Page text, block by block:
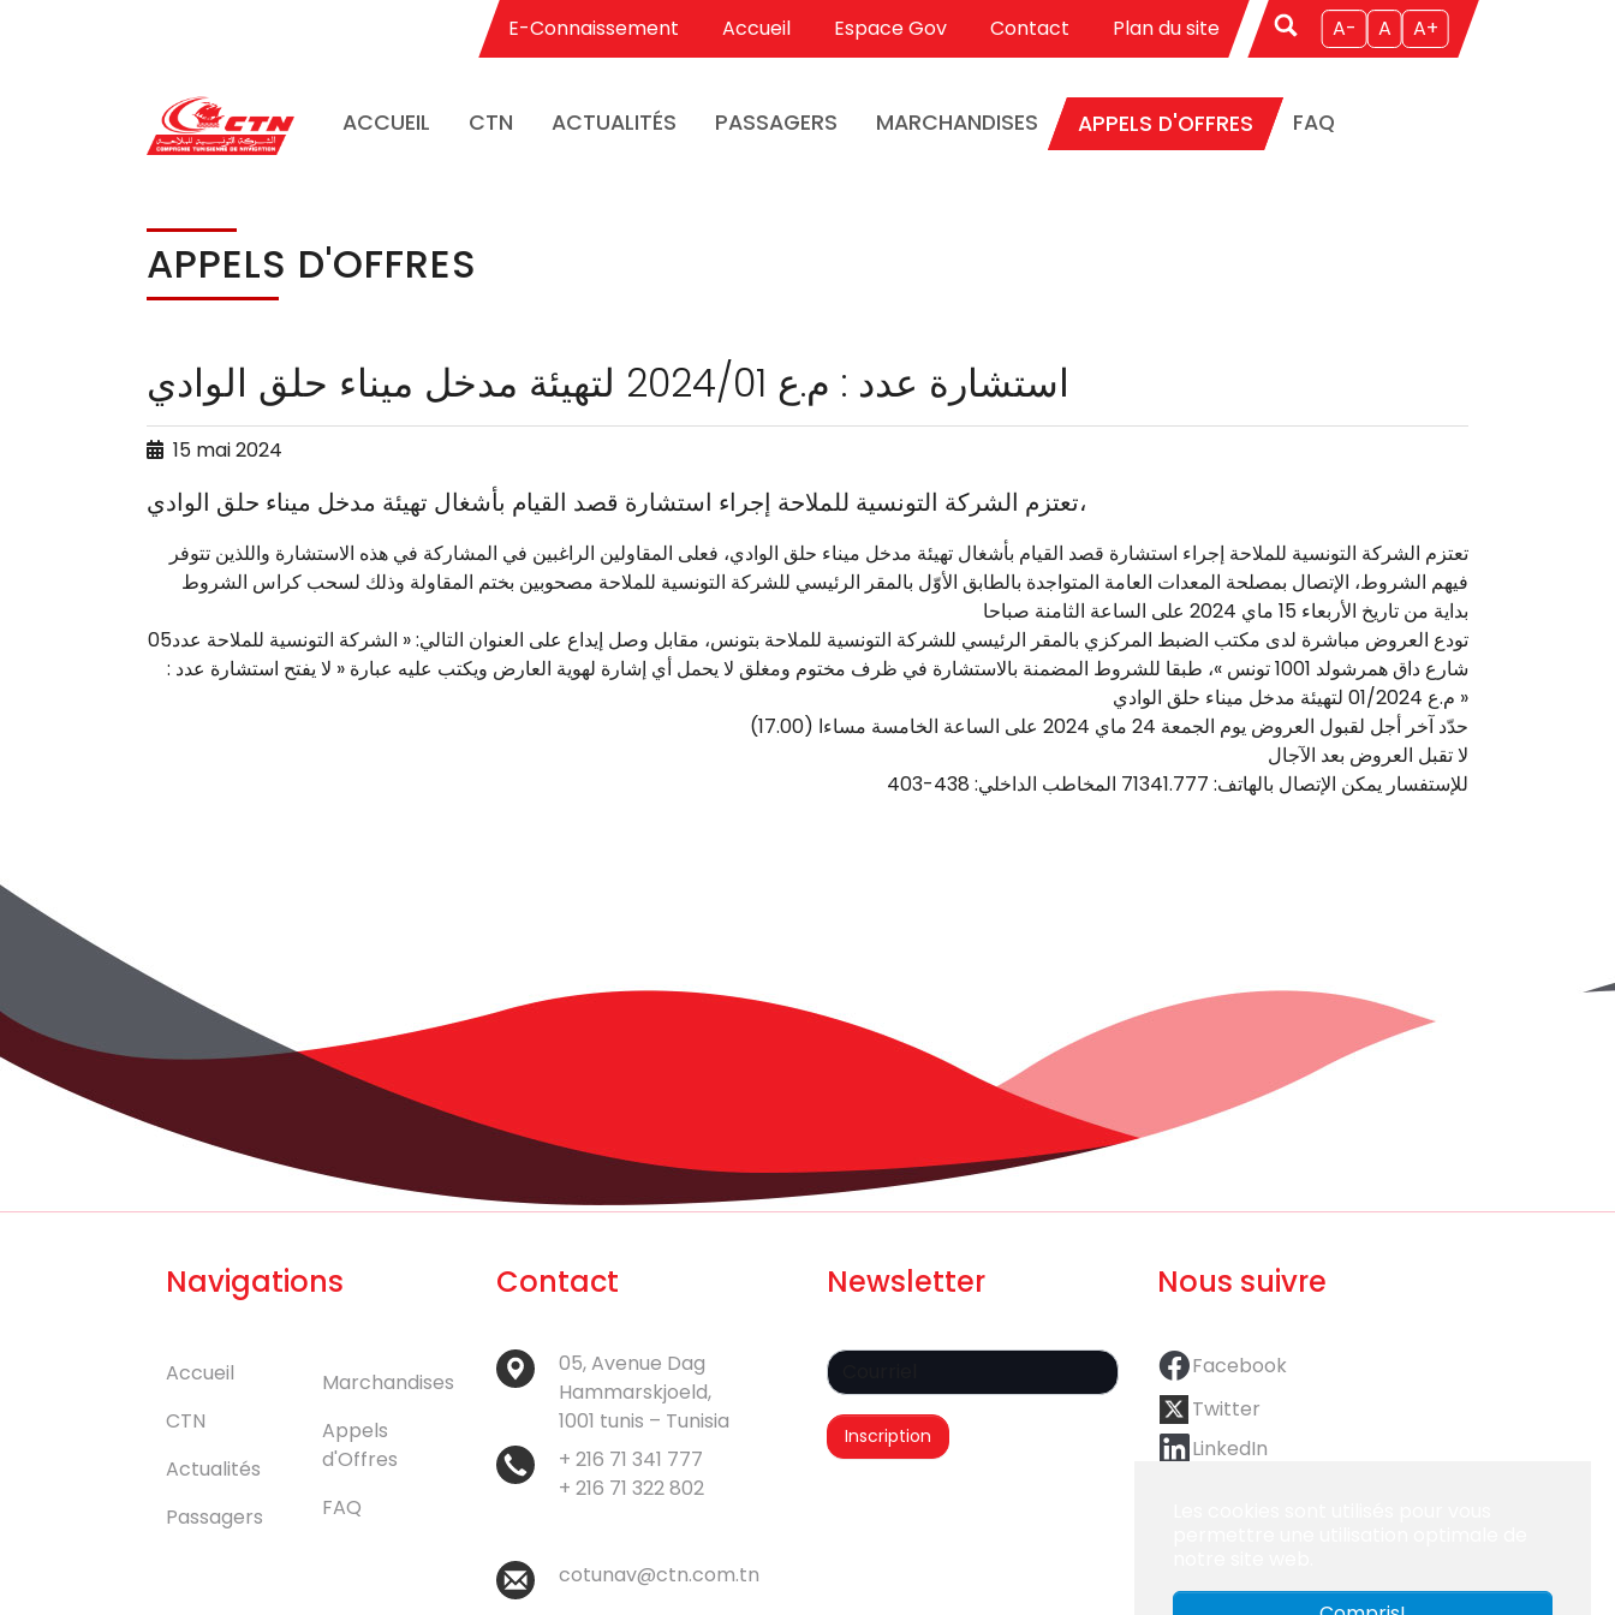
Aller au contenu principal
A- A A+
E-Connaissement Accueil Espace Gov Contact Plan du site
ACCUEIL CTN ACTUALITÉS PASSAGERS MARCHANDISES APPELS D'OFFRES ((CURRENT))
FAQ
APPELS D'OFFRES
استشارة عدد : م.ع 2024/01 لتهيئة مدخل ميناء حلق الوادي
15 mai 2024
تعتزم الشركة التونسية للملاحة إجراء استشارة قصد القيام بأشغال تهيئة مدخل ميناء حلق الوادي،
تعتزم الشركة التونسية للملاحة إجراء استشارة قصد القيام بأشغال تهيئة مدخل ميناء حلق الوادي، فعلى المقاولين الراغبين في المشاركة في هذه الاستشارة واللذين تتوفر
فيهم الشروط، الإتصال بمصلحة المعدات العامة المتواجدة بالطابق الأوّل بالمقر الرئيسي للشركة التونسية للملاحة مصحوبين بختم المقاولة وذلك لسحب كراس الشروط
بداية من تاريخ الأربعاء 15 ماي 2024 على الساعة الثامنة صباحا
تودع العروض مباشرة لدى مكتب الضبط المركزي بالمقر الرئيسي للشركة التونسية للملاحة بتونس، مقابل وصل إيداع على العنوان التالي: « الشركة التونسية للملاحة عدد05
شارع داق همرشولد 1001 تونس »، طبقا للشروط المضمنة بالاستشارة في ظرف مختوم ومغلق لا يحمل أي إشارة لهوية العارض ويكتب عليه عبارة « لا يفتح استشارة عدد :
م.ع 01/2024 لتهيئة مدخل ميناء حلق الوادي »
حدّد آخر أجل لقبول العروض يوم الجمعة 24 ماي 2024 على الساعة الخامسة مساءا (17.00)
لا تقبل العروض بعد الآجال
للإستفسار يمكن الإتصال بالهاتف: 71341.777 المخاطب الداخلي: 438-403
Navigations
Accueil
CTN
Actualités
Passagers
Marchandises
Appels
d'Offres
FAQ
Contact
05, Avenue Dag
Hammarskjoeld,
1001 tunis – Tunisia
+ 216 71 341 777
+ 216 71 322 802
cotunav@ctn.com.tn
Newsletter Nous suivre
Facebook
Twitter
LinkedIn